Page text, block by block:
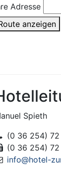
Adresse
anzeigen
Spieth
(0 36 254)
(0 36 254)
info@hotel-